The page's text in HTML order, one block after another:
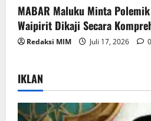
MABAR Maluku Minta
Waipirit Dikaji Secara
Redaksi MIM Juli 17, 2026 0
IKLAN